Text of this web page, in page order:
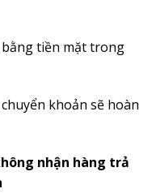
tiền mặt trong
khoản sẽ hoàn
nhận hàng trả